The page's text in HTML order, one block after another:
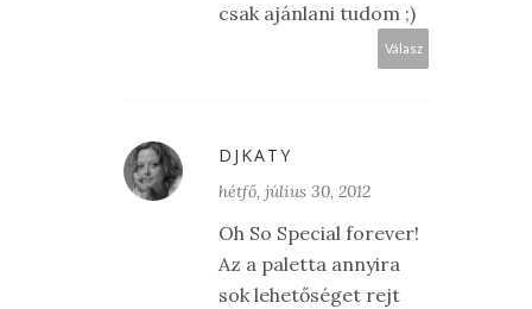
csak ajánlani tudom ;)
Válasz
DJKATY
hétfő, július 30, 2012
Oh So Special forever!
Az a paletta annyira
sok lehetőséget rejt